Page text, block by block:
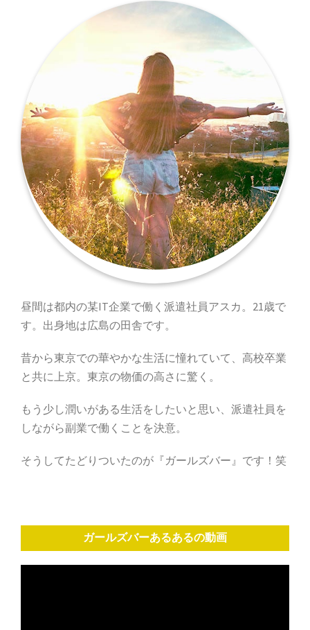
昼間は都内の某IT企業で働く派遣社員アスカ。21歳で
す。出身地は広島の田舎です。
昔から東京での華やかな生活に憧れていて、高校卒業
と共に上京。東京の物価の高さに驚く。
もう少し潤いがある生活をしたいと思い、派遣社員を
しながら副業で働くことを決意。
そうしてたどりついたのが『ガールズバー』です！笑
ガールズバーあるあるの動画